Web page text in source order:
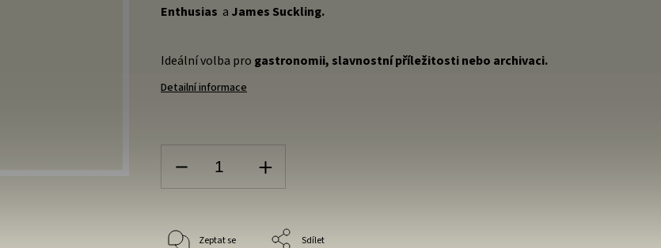
Enthusias a James Suckling.
Ideální volba pro gastronomii, slavnostní příležitosti nebo archivaci.
Detailní informace
Zeptat se Sdílet